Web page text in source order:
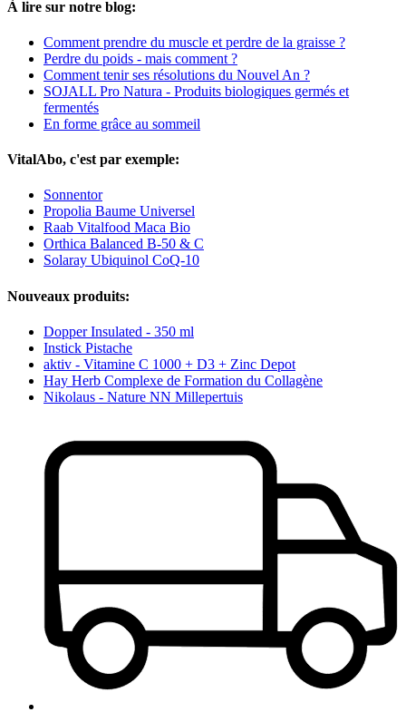
À lire sur notre blog:
Comment prendre du muscle et perdre de la graisse ?
Perdre du poids - mais comment ?
Comment tenir ses résolutions du Nouvel An ?
SOJALL Pro Natura - Produits biologiques germés et
fermentés
En forme grâce au sommeil
VitalAbo, c'est par exemple:
Sonnentor
Propolia Baume Universel
Raab Vitalfood Maca Bio
Orthica Balanced B-50 & C
Solaray Ubiquinol CoQ-10
Nouveaux produits:
Dopper Insulated - 350 ml
Instick Pistache
aktiv - Vitamine C 1000 + D3 + Zinc Depot
Hay Herb Complexe de Formation du Collagène
Nikolaus - Nature NN Millepertuis